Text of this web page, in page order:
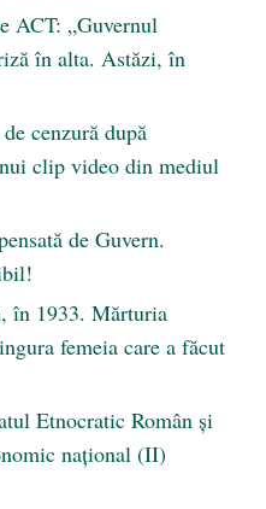
ACT: „Guvernul
în alta. Astăzi, în
cenzură după
clip video din mediul
de Guvern.
în 1933. Mărturia
femeia care a făcut
Etnocratic Român şi
naţional (II)